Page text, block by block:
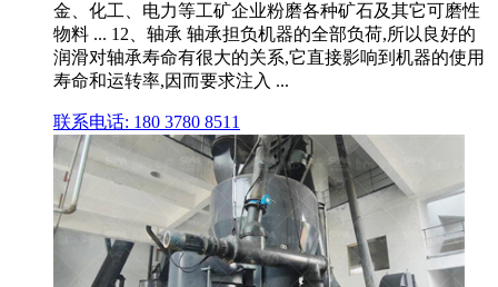
金、化工、电力等工矿企业粉磨各种矿石及其它可磨性
物料 ... 12、轴承 轴承担负机器的全部负荷,所以良好的
润滑对轴承寿命有很大的关系,它直接影响到机器的使用
寿命和运转率,因而要求注入 ...
联系电话: 180 3780 8511